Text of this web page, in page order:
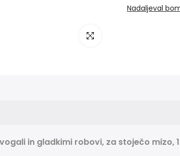
Kliknite za povečavo
Nadaljeval
in gladkimi robovi, za stoječo mizo,